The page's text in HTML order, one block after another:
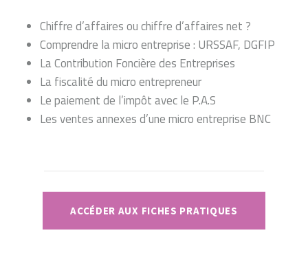
Chiffre d’affaires ou chiffre d’affaires net ?
Comprendre la micro entreprise : URSSAF, DGFIP
La Contribution Foncière des Entreprises
La fiscalité du micro entrepreneur
Le paiement de l’impôt avec le P.A.S
Les ventes annexes d’une micro entreprise BNC
ACCÉDER AUX FICHES PRATIQUES